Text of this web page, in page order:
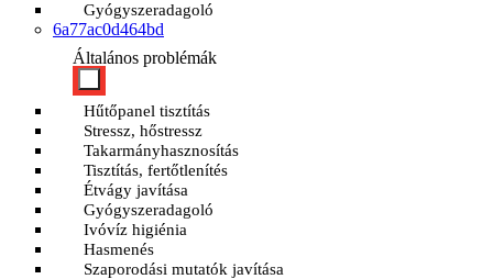
Gyógyszeradagoló
6a77ac0d464bd
Általános problémák
Hűtőpanel tisztítás
Stressz, hőstressz
Takarmányhasznosítás
Tisztítás, fertőtlenítés
Étvágy javítása
Gyógyszeradagoló
Ivóvíz higiénia
Hasmenés
Szaporodási mutatók javítása